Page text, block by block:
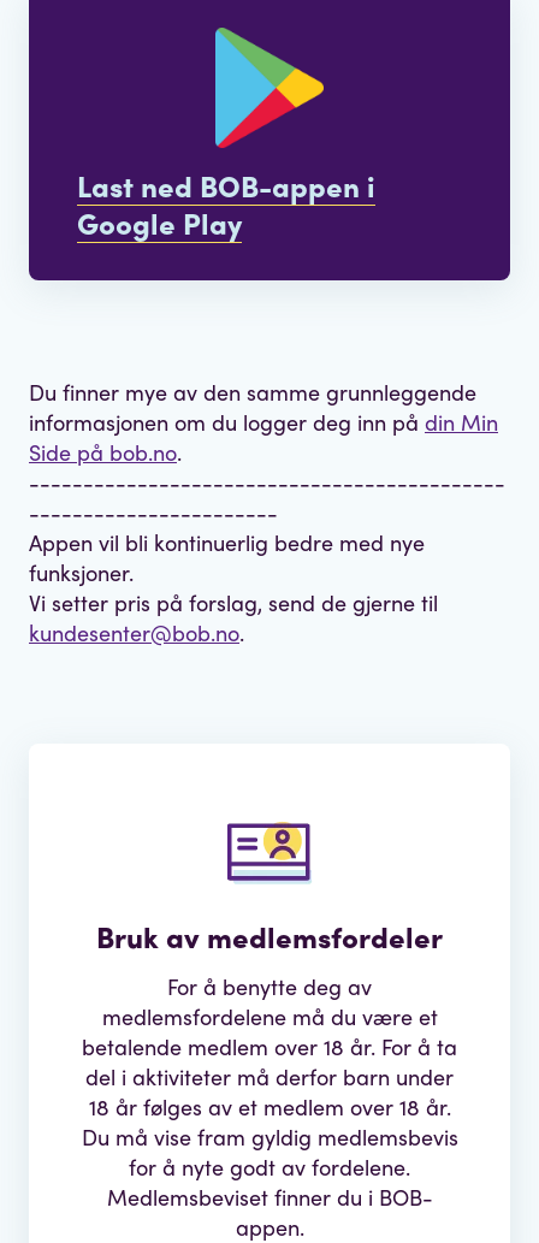
Last ned BOB-appen i
Google Play
Du finner mye av den samme grunnleggende
informasjonen om du logger deg inn på din Min
Side på bob.no.
--------------------------------------------
-----------------------
Appen vil bli kontinuerlig bedre med nye
funksjoner.
Vi setter pris på forslag, send de gjerne til
kundesenter@bob.no.
Bruk av medlemsfordeler
For å benytte deg av
medlemsfordelene må du være et
betalende medlem over 18 år. For å ta
del i aktiviteter må derfor barn under
18 år følges av et medlem over 18 år.
Du må vise fram gyldig medlemsbevis
for å nyte godt av fordelene.
Medlemsbeviset finner du i BOB-
appen.